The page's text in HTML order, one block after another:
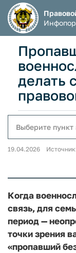
делать
Выберите
19.04.2026
Когда
связь, для
период —
точки зрения
«пропавший